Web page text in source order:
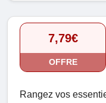
7,79€
OFFRE
Rangez vos